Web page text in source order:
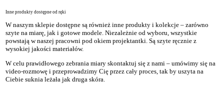
Inne produkty dostępne od ręki
W naszym sklepie dostępne są również inne produkty i kolekcje – zarówno
szyte na miarę, jak i gotowe modele. Niezależnie od wyboru, wszystkie
powstają w naszej pracowni pod okiem projektantki. Są szyte ręcznie z
wysokiej jakości materiałów.
W celu prawidłowego zebrania miary skontaktuj się z nami – umówimy się na
video-rozmowę i przeprowadzimy Cię przez cały proces, tak by uszyta na
Ciebie suknia leżała jak druga skóra.